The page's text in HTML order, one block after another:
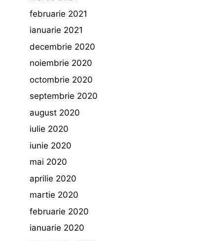
februarie 2021
ianuarie 2021
decembrie 2020
noiembrie 2020
octombrie 2020
septembrie 2020
august 2020
iulie 2020
iunie 2020
mai 2020
aprilie 2020
martie 2020
februarie 2020
ianuarie 2020